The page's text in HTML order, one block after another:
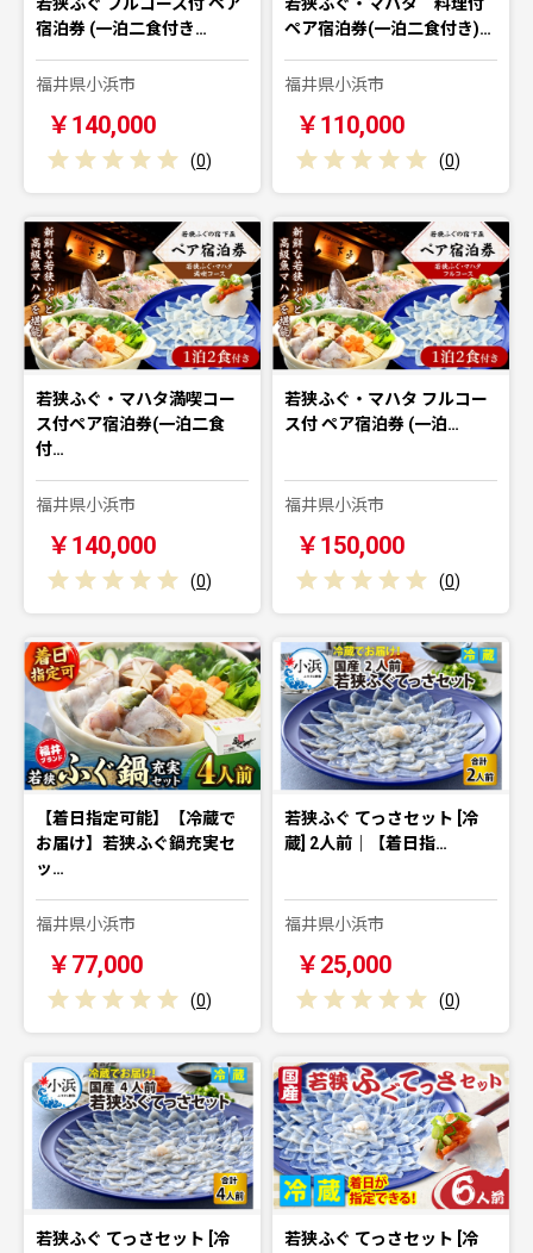
宿泊券 (一泊二食付き…
福井県小浜市
￥140,000
(0)
ペア宿泊券(一泊二食付き)…
福井県小浜市
￥110,000
(0)
若狭ふぐ・マハタ満喫コー
ス付ペア宿泊券(一泊二食
付…
福井県小浜市
￥140,000
(0)
若狭ふぐ・マハタ フルコー
ス付 ペア宿泊券 (一泊…
福井県小浜市
￥150,000
(0)
【着日指定可能】【冷蔵で
お届け】若狭ふぐ鍋充実セ
ッ…
福井県小浜市
￥77,000
(0)
若狭ふぐ てっさセット [冷
蔵] 2人前｜【着日指…
福井県小浜市
￥25,000
(0)
若狭ふぐ てっさセット [冷
若狭ふぐ てっさセット [冷